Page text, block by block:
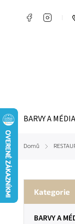
BARVY A MÉDIA
Domů /
Kategorie
BARVY A